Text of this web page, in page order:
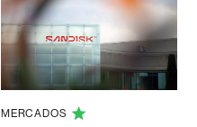
MERCADOS